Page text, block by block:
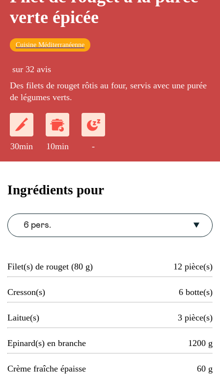
verte épicée
Cuisine Méditerranéenne
sur 32 avis
Des filets de rouget rôtis au four, servis avec une purée
de légumes verts.
30min 10min -
Ingrédients pour
6 pers.
Filet(s) de rouget (80 g) 12 pièce(s)
Cresson(s) 6 botte(s)
Laitue(s) 3 pièce(s)
Epinard(s) en branche 1200 g
Crème fraîche épaisse 60 g